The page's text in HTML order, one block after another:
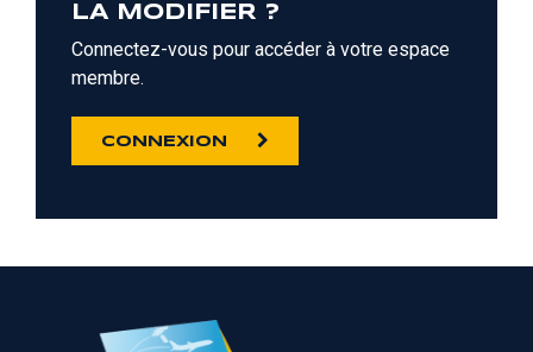
LA MODIFIER ?
Connectez-vous pour accéder à votre espace
membre.
CONNEXION